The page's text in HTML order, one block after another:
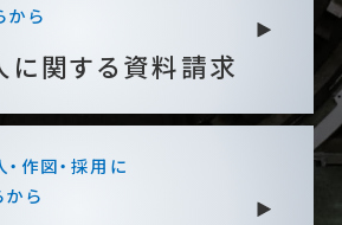
から
に関する資料請求
作図・採用に
から